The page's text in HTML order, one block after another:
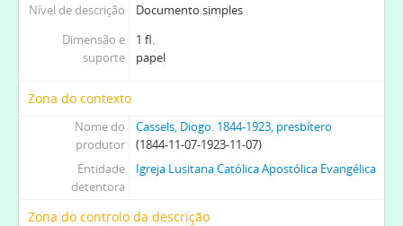
Nível de descrição
Documento simples
Dimensão e
suporte
1 fl.
papel
Zona do contexto
Nome do
produtor
Cassels, Diogo. 1844-1923, presbítero
(1844-11-07-1923-11-07)
Entidade
detentora
Igreja Lusitana Católica Apostólica Evangélica
Zona do controlo da descrição